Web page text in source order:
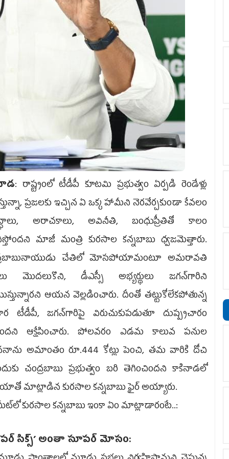
: రాష్ట్రంలో టీడీపీ కూటమి ప్రభుత్వం ఏర్పడి రెండేళ్లు
ప్రజలకు ఇచ్చిన ఏ ఒక్క హామీని నెరవేర్చకుండా కేవలం
అరాచకాలు, అవినీతి, బంధుప్రీతితో కాలం
మాజీ మంత్రి కురసాల కన్నబాబు ధ్వజమెత్తారు.
చేతిలో మోసపోయామంటూ అమరావతి
మొదలుకొని, డీఎస్సీ అభ్యర్థులు జగన్‌గారిని
ఆయన వెల్లడించారు. దీంతో తట్టుకోలేకపోతున్న
టీడీపీ, జగన్‌గారిపై విరుచుకుపడుతూ దుష్ప్రచారం
ఆక్షేపించారు. పోలవరం ఎడమ కాలువ పనుల
అమాంతం రూ.444 కోట్లు పెంచి, తమ వారికి దోచి
చంద్రబాబు ప్రభుత్వం బరి తెగించిందని కాకినాడలో
మాట్లాడిన కురసాల కన్నబాబు ఫైర్‌ అయ్యారు.
కురసాల కన్నబాబు ఇంకా ఏం మాట్లాడారంటే..:
సిక్స్‌’ అంతా సూపర్‌ మోసం: